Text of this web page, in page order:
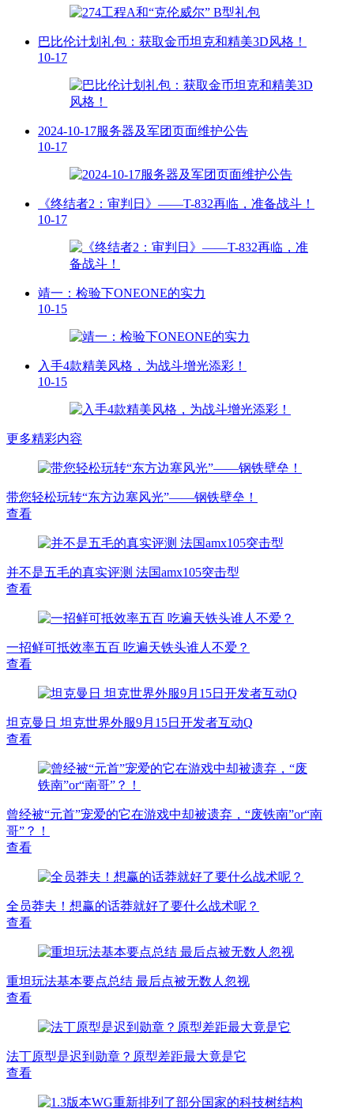
巴比伦计划礼包：获取金币坦克和精美3D风格！
10-17
2024-10-17服务器及军团页面维护公告
10-17
《终结者2：审判日》——T-832再临，准备战斗！
10-17
靖一：检验下ONEONE的实力
10-15
入手4款精美风格，为战斗增光添彩！
10-15
更多精彩内容
带您轻松玩转“东方边塞风光”——钢铁壁垒！
查看
并不是五毛的真实评测 法国amx105突击型
查看
一招鲜可抵效率五百 吃遍天铁头谁人不爱？
查看
坦克曼日 坦克世界外服9月15日开发者互动Q
查看
曾经被“元首”宠爱的它在游戏中却被遗弃，“废铁南”or“南
哥”？！
查看
全员莽夫！想赢的话莽就好了要什么战术呢？
查看
重坦玩法基本要点总结 最后点被无数人忽视
查看
法丁原型是迟到勋章？原型差距最大竟是它
查看